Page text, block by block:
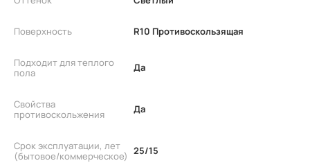
Поверхность R10 Противоскользящая
Подходит для теплого
пола
Да
Свойства
противоскольжения
Да
Срок эксплуатации, лет
(бытовое/коммерческое) 25/15